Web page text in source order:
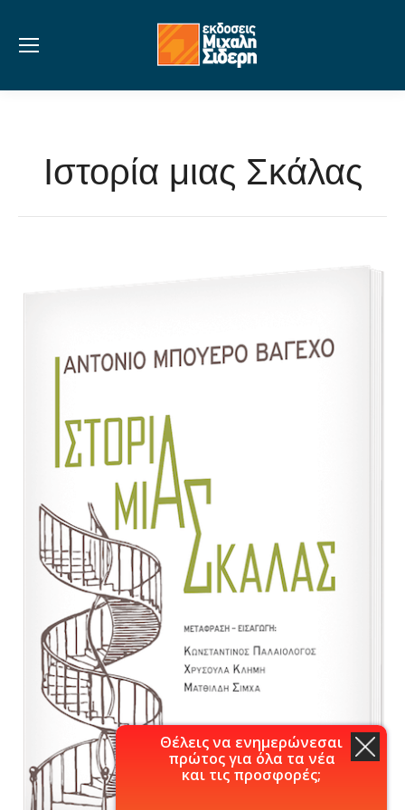
Ιστορία μιας Σκάλας
Θέλεις να ενημερώνεσαι
πρώτος για όλα τα νέα
και τις προσφορές;